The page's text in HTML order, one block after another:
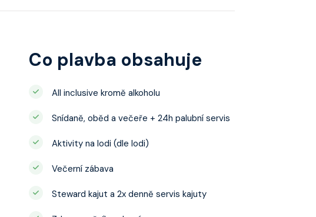
šatnu,
Co plavba obsahuje
All inclusive kromě alkoholu
Snídaně, oběd a večeře + 24h palubní servis
Aktivity na lodi (dle lodi)
Večerní zábava
Steward kajut a 2x denně servis kajuty